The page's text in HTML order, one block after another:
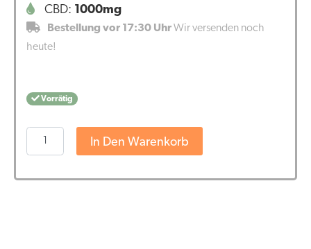
CBD: 1000mg
Bestellung vor 17:30 UhrWir versenden noch
heute!
Vorrätig
Harmony
E-
In Den Warenkorb